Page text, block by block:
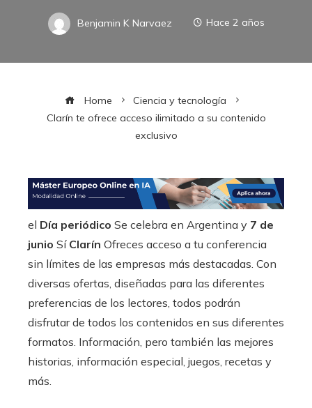
Benjamin K Narvaez Hace 2 años
Home
Ciencia y tecnología
Clarín te ofrece acceso ilimitado a su contenido
exclusivo
el Día periódico Se celebra en Argentina y 7 de
junio Sí Clarín Ofreces acceso a tu conferencia
sin límites de las empresas más destacadas. Con
diversas ofertas, diseñadas para las diferentes
preferencias de los lectores, todos podrán
disfrutar de todos los contenidos en sus diferentes
formatos. Información, pero también las mejores
historias, información especial, juegos, recetas y
más.